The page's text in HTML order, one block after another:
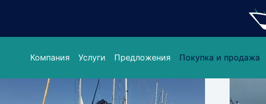
Компания Услуги Предложения Покупка и продажа